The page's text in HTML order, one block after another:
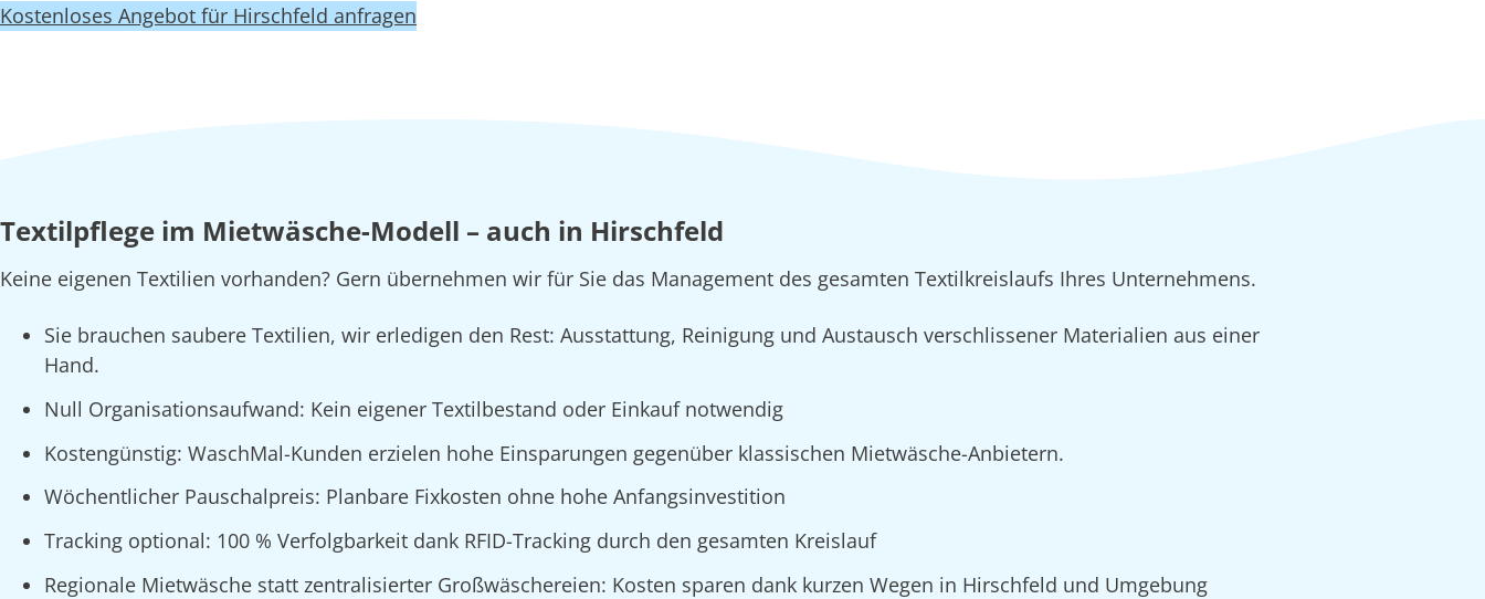
Kostenloses Angebot für Hirschfeld anfragen
Textilpflege im Mietwäsche-Modell – auch in Hirschfeld
Keine eigenen Textilien vorhanden? Gern übernehmen wir für Sie das Management des gesamten Textilkreislaufs Ihres Unternehmens.
Sie brauchen saubere Textilien, wir erledigen den Rest: Ausstattung, Reinigung und Austausch verschlissener Materialien aus einer
Hand.
Null Organisationsaufwand: Kein eigener Textilbestand oder Einkauf notwendig
Kostengünstig: WaschMal-Kunden erzielen hohe Einsparungen gegenüber klassischen Mietwäsche-Anbietern.
Wöchentlicher Pauschalpreis: Planbare Fixkosten ohne hohe Anfangsinvestition
Tracking optional: 100 % Verfolgbarkeit dank RFID-Tracking durch den gesamten Kreislauf
Regionale Mietwäsche statt zentralisierter Großwäschereien: Kosten sparen dank kurzen Wegen in Hirschfeld und Umgebung